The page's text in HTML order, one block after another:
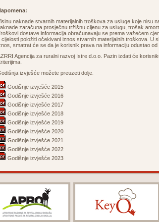
naknade stvarnih materijalnih troškova za usluge koje nisu
zaračuna prosječnu tržišnu cijenu za uslugu, trošak
dostave informacija obračunavaju se prema važećem
cijelosti položiti očekivani iznos stvarnih materijalnih troškova. U
smatrat će se da je korisnik prava na informaciju odustao od
Agencija za ruralni razvoj Istre d.o.o. Pazin izdati će
izvješće možete preuzeti dolje.
Godišnje izvješće 2015
Godišnje izvješće 2016
Godišnje izvješće 2017
Godišnje izvješće 2018
Godišnje izvješće 2019
Godišnje izvješće 2020
Godišnje izvješće 2021
Godišnje izvješće 2022
Godišnje izvješće 2023